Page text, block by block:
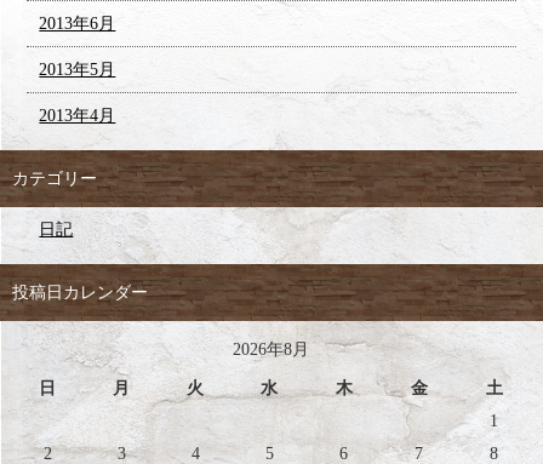
2013年6月
2013年5月
2013年4月
カテゴリー
日記
投稿日カレンダー
2026年8月
日 月 火 水 木 金
土
1
2
3 4 5 6 7 8